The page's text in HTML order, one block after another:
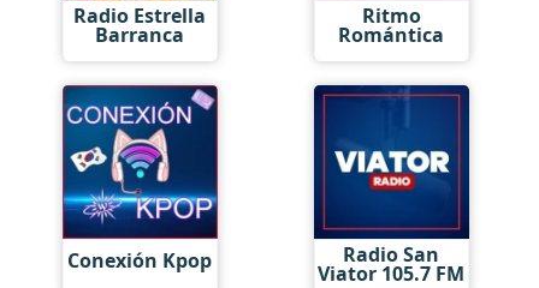
Radio Estrella
Barranca
Ritmo
Romántica
Conexión Kpop Radio San
Viator 105.7 FM